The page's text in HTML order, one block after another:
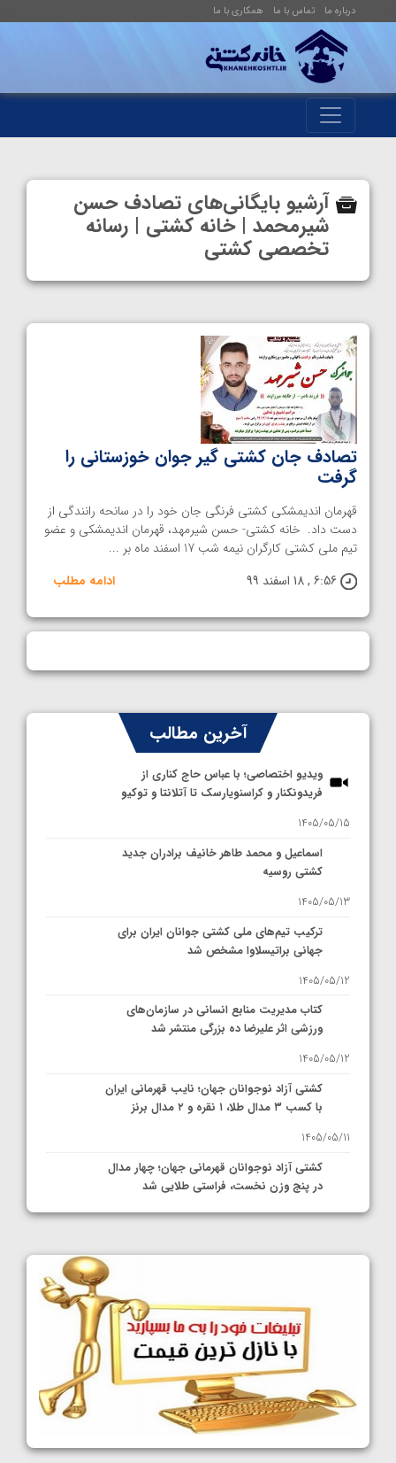
درباره ما تماس با ما همکاری با ما
آرشیو بایگانی‌های تصادف حسن
شیرمحمد | خانه کشتی | رسانه
تخصصی کشتی
تصادف جان کشتی گیر جوان خوزستانی را
گرفت
قهرمان اندیمشکی کشتی فرنگی جان خود را در سانحه رانندگی از
دست داد. خانه کشتی- حسن شیرمهد، قهرمان اندیمشکی و عضو
تیم ملی کشتی کارگران نیمه شب 17 اسفند ماه بر ...
6:56 , 18 اسفند 99
ادامه مطلب
آخرین مطالب
ویدیو اختصاصی؛ با عباس حاج کناری از
فریدونکنار و کراسنویارسک تا آتلانتا و توکیو
1405/05/15
اسماعیل و محمد طاهر خانیف برادران جدید
کشتی روسیه
1405/05/13
ترکیب تیم‌های ملی کشتی جوانان ایران برای
جهانی براتیسلاوا مشخص شد
1405/05/12
کتاب مدیریت منابع انسانی در سازمان‌های
ورزشی اثر علیرضا ده بزرگی منتشر شد
1405/05/12
کشتی آزاد نوجوانان جهان؛ نایب قهرمانی ایران
با کسب ۳ مدال طلا، ۱ نقره و ۲ مدال برنز
1405/05/11
کشتی آزاد نوجوانان قهرمانی جهان؛ چهار مدال
در پنج وزن نخست، فراستی طلایی شد
1405/05/11
کشتی آزاد نوجوانان جهان؛ رقبای نمایندگان
ایران مشخص شدند
1405/05/08
کشتی فرنگی نوجوانان جهان؛ سکوی تیمی
سوم برای ایران
1405/05/07